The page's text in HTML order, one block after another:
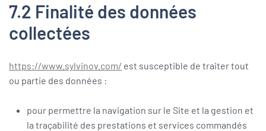
7.2 Finalité des données
collectées
https://www.sylvinov.com/ est susceptible de traiter tout
ou partie des données :
pour permettre la navigation sur le Site et la gestion et
la traçabilité des prestations et services commandés